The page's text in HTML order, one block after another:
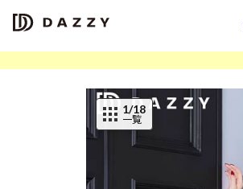
1/18
一覧